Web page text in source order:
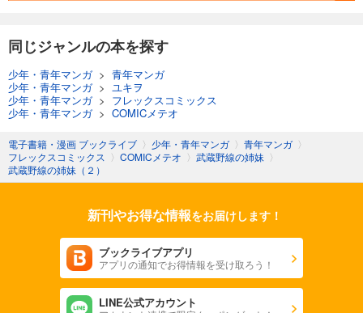
同じジャンルの本を探す
少年・青年マンガ> 青年マンガ
少年・青年マンガ> ユキヲ
少年・青年マンガ> フレックスコミックス
少年・青年マンガ> COMICメテオ
電子書籍・漫画 ブックライブ 〉 少年・青年マンガ 〉 青年マンガ 〉
フレックスコミックス 〉 COMICメテオ 〉 武蔵野線の姉妹 〉
武蔵野線の姉妹（２）
新刊やお得な情報をお届けします！
ブックライブアプリ
アプリの通知でお得情報を受け取ろう！
LINE公式アカウント